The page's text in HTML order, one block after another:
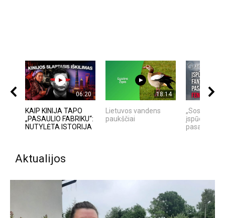
06:20
KAIP KINIJA TAPO
„PASAULIO FABRIKU“:
NUTYLĖTA ISTORIJA
18:14
Lietuvos vandens
paukščiai
„Sostų
įspūdingas
pasaulio
Aktualijos